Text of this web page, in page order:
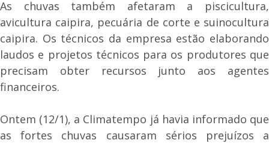
As chuvas também afetaram a piscicultura,
avicultura caipira, pecuária de corte e suinocultura
caipira. Os técnicos da empresa estão elaborando
laudos e projetos técnicos para os produtores que
precisam obter recursos junto aos agentes
financeiros.
Ontem (12/1), a Climatempo já havia informado que
as fortes chuvas causaram sérios prejuízos a